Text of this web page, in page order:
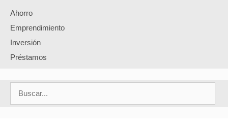
Ahorro
Emprendimiento
Inversión
Préstamos